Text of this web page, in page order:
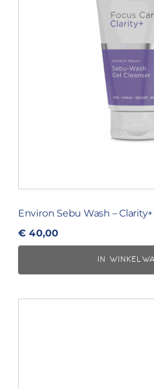
Environ Sebu Wash –
€ 40,00
IN